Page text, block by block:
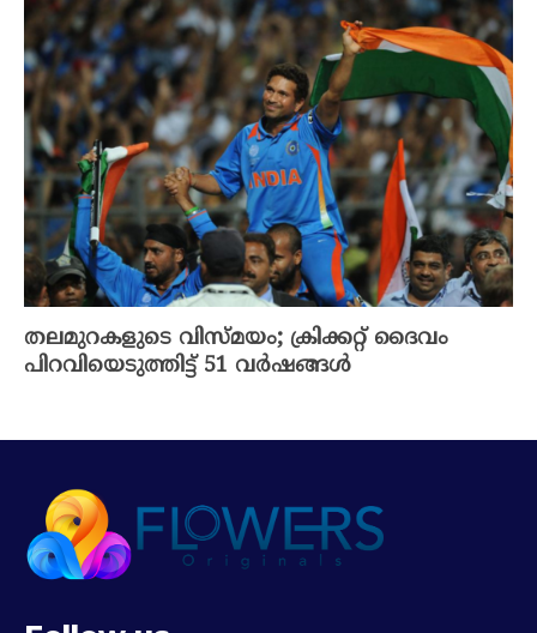
തലമുറകളുടെ വിസ്മയം; ക്രിക്കറ്റ് ദൈവം
പിറവിയെടുത്തിട്ട് 51 വര്‍ഷങ്ങൾ